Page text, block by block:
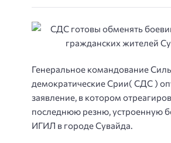
Генеральное командование
демократические Срии( СДС )
заявление, в котором
последнюю резню, устроенную
ИГИЛ в городе Сувайда.